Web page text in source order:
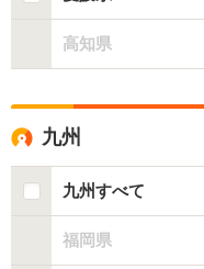
高知県
九州
九州すべて
福岡県